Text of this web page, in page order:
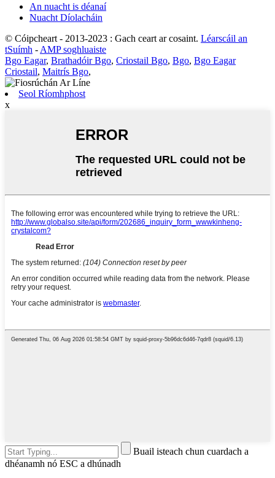
An nuacht is déanaí
Nuacht Díolacháin
© Cóipcheart - 2013-2023 : Gach ceart ar cosaint. Léarscáil an
tSuímh - AMP soghluaiste
Bgo Eagar, Brathadóir Bgo, Criostail Bgo, Bgo, Bgo Eagar
Criostail, Maitrís Bgo,
Seol Ríomhphost
x
Buail isteach chun cuardach a
dhéanamh nó ESC a dhúnadh